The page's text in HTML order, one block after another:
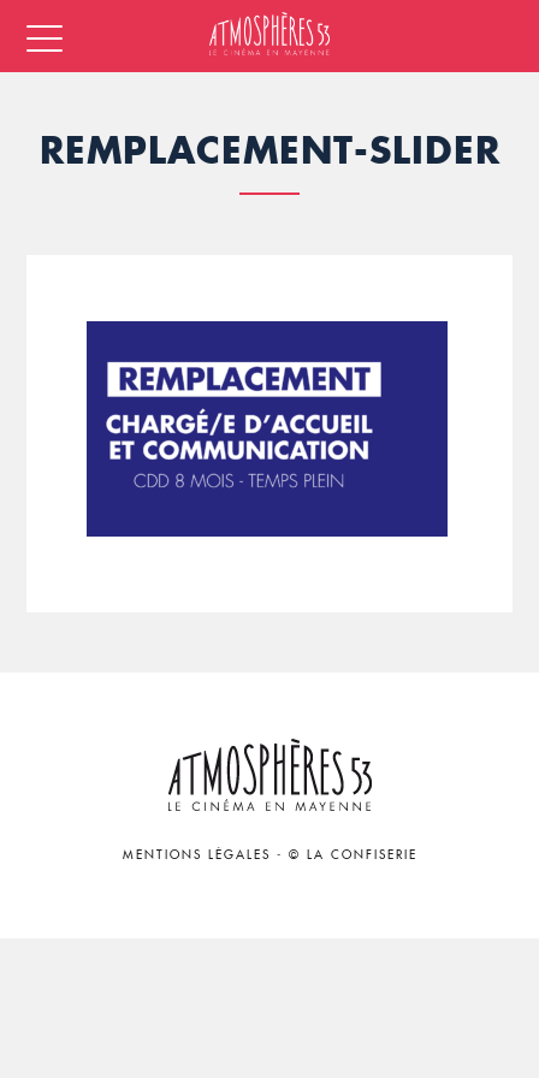
REMPLACEMENT-SLIDER
MENTIONS LÉGALES - © LA CONFISERIE